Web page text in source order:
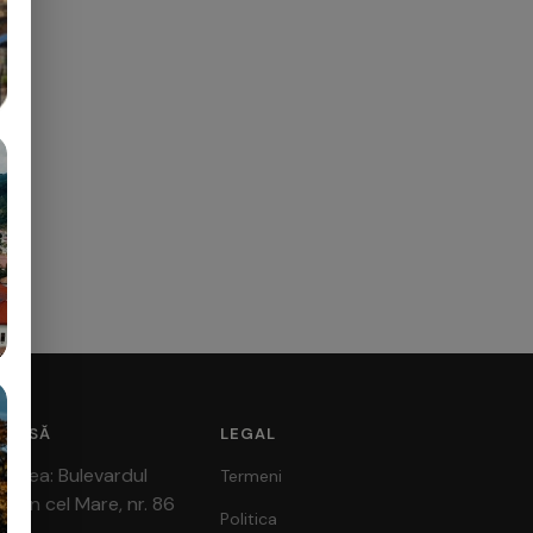
Bulevardul
cel Mare, nr. 86
LEGAL
Termeni
Politica